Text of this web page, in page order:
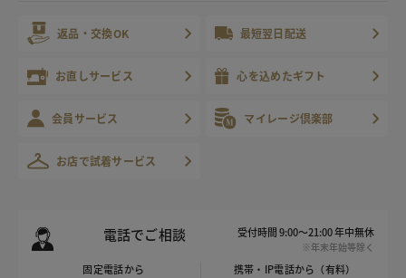
返品・交換OK 最短翌日配送
お直しサービス 心を込めたギフト
会員サービス マイレージ倶楽部
お店で試着サービス
電話でご相談 受付時間 9:00～21:00 年中無休
※年末年始等除く
固定電話から 携帯・IP電話から（有料）